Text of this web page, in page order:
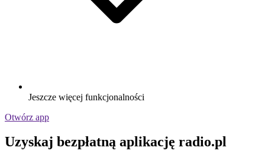
Jeszcze więcej funkcjonalności
Otwórz app
Uzyskaj bezpłatną aplikację radio.pl